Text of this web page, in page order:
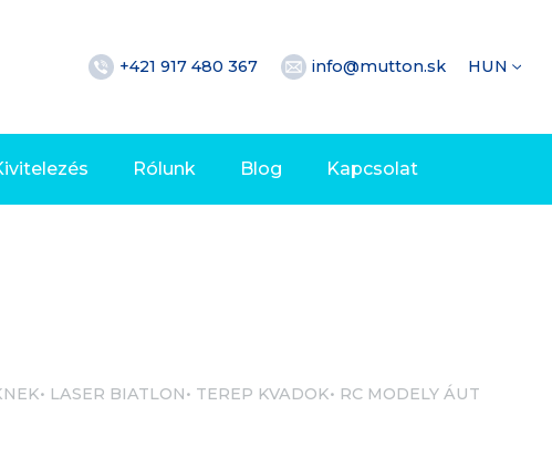
+421 917 480 367 info@mutton.sk HUN
Rólunk Blog Kapcsolat
LASER BIATLON TEREP KVADOK
RC MODELY ÁUT